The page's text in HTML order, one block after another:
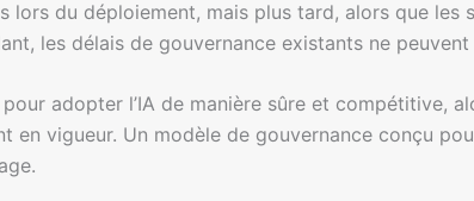
lors du déploiement, mais plus tard, alors que les
les délais de gouvernance existants ne
adopter l’IA de manière sûre et compétitive,
en vigueur. Un modèle de gouvernance conçu